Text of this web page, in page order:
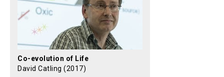
Co-evolution of Life
David Catling (2017)